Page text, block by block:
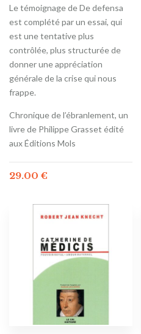
Le témoignage de De defensa
est complété par un essai, qui
est une tentative plus
contrôlée, plus structurée de
donner une appréciation
générale de la crise qui nous
frappe.
Chronique de l’ébranlement, un
livre de Philippe Grasset édité
aux Éditions Mols
29.00 €